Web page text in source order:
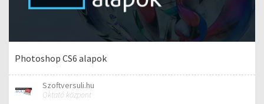
Photoshop CS6 alapok
Szoftversuli.hu
Oktató központ